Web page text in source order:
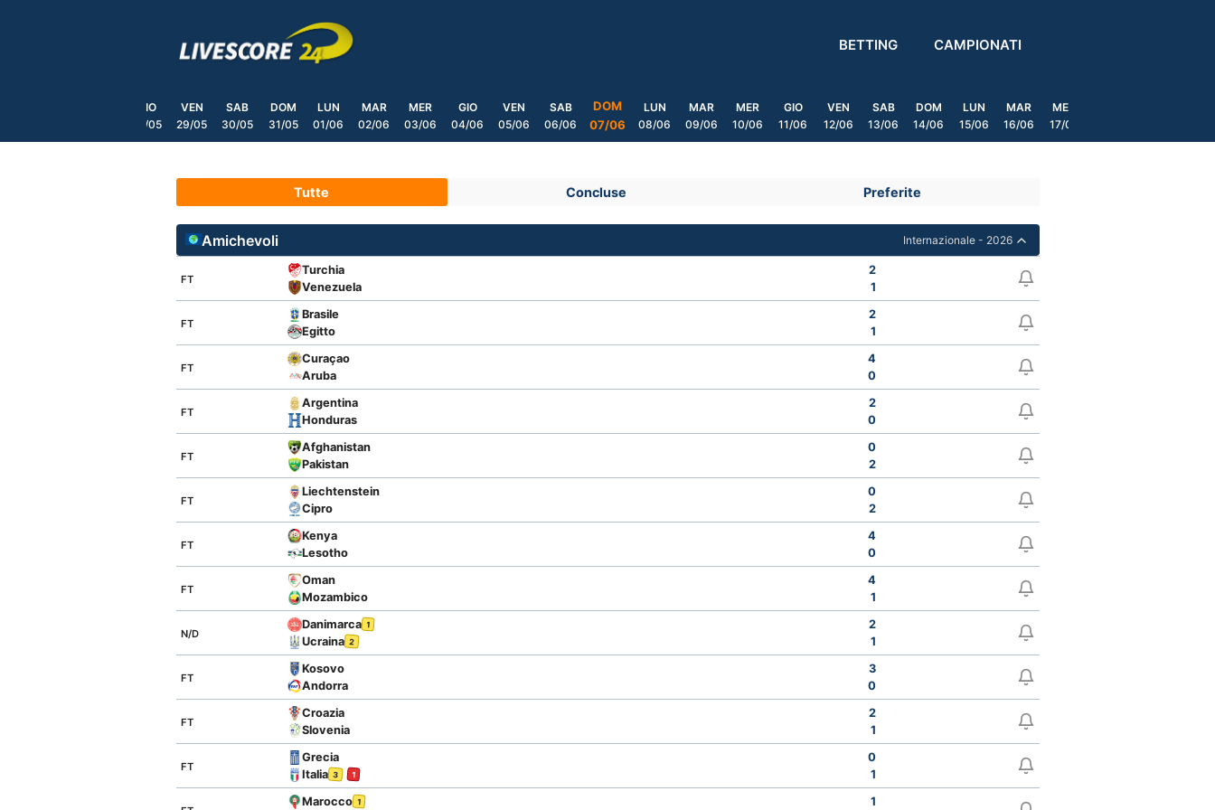
BETTING CAMPIONATI
GIO
28/05
VEN
29/05
SAB
30/05
DOM
31/05
LUN
01/06
MAR
02/06
MER
03/06
GIO
04/06
VEN
05/06
SAB
06/06
DOM
07/06
LUN
08/06
MAR
09/06
MER
10/06
GIO
11/06
VEN
12/06
SAB
13/06
DOM
14/06
LUN
15/06
MAR
16/06
MER
17/06
Tutte Concluse Preferite
Amichevoli Internazionale - 2026
FT
Turchia
2
Venezuela
1
FT
Brasile
2
Egitto
1
FT
Curaçao
4
Aruba
0
FT
Argentina
2
Honduras
0
FT
Afghanistan
0
Pakistan
2
FT
Liechtenstein
0
Cipro
2
FT
Kenya
4
Lesotho
0
FT
Oman
4
Mozambico
1
N/D
Danimarca 1
2
Ucraina 2 1
FT
Kosovo
3
Andorra
0
FT
Croazia
2
Slovenia
1
FT
Grecia
0
Italia 3 1 1
Marocco 1 1